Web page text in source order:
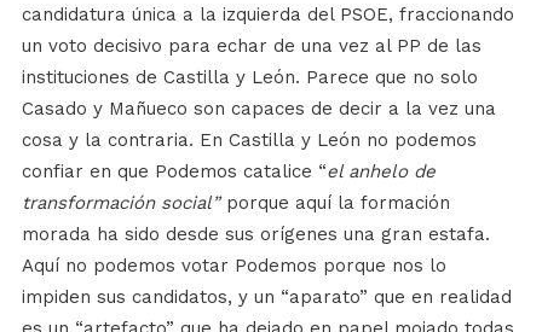
candidatura única a la izquierda del PSOE, fraccionando
un voto decisivo para echar de una vez al PP de las
instituciones de Castilla y León. Parece que no solo
Casado y Mañueco son capaces de decir a la vez una
cosa y la contraria. En Castilla y León no podemos
confiar en que Podemos catalice “el anhelo de
transformación social”porque aquí la formación
morada ha sido desde sus orígenes una gran estafa.
Aquí no podemos votar Podemos porque nos lo
impiden sus candidatos, y un “aparato” que en realidad